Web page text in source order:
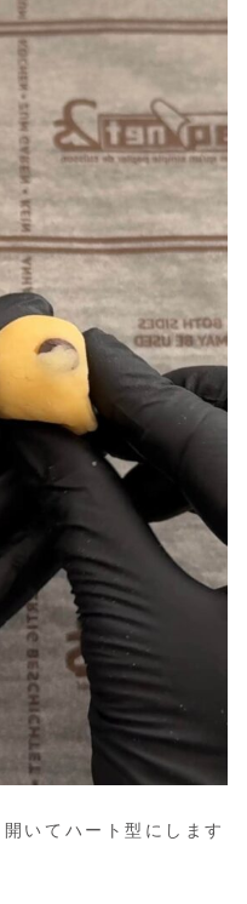
いてハート型にします